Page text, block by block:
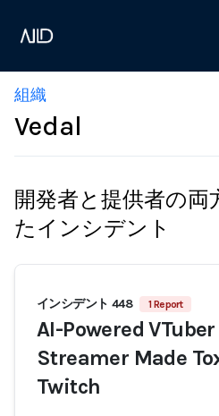
組織
Vedal
開発者と提供者の両
たインシデント
インシデント 448 1 Report
AI-Powered
Streamer Made
Twitch